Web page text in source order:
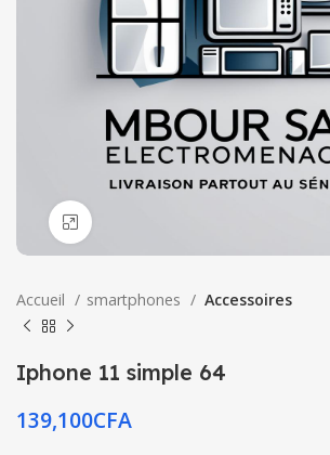
Accueil smartphones Accessoires
Iphone 11 simple 64
139,100CFA